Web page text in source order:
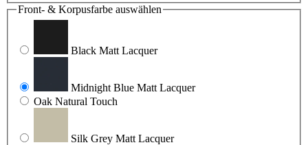
Front- & Korpusfarbe auswählen
Black Matt Lacquer
Midnight Blue Matt Lacquer
Oak Natural Touch
Silk Grey Matt Lacquer